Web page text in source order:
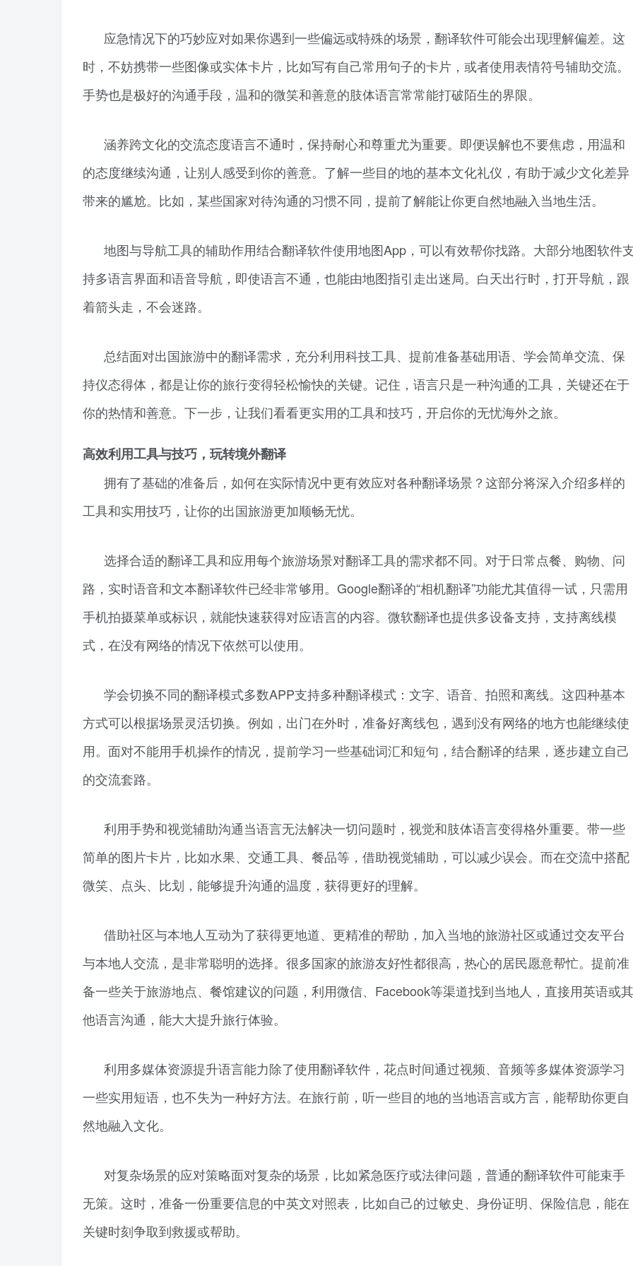
应急情况下的巧妙应对如果你遇到一些偏远或特殊的场景，翻译软件可能会出现理解偏差。这
时，不妨携带一些图像或实体卡片，比如写有自己常用句子的卡片，或者使用表情符号辅助交流。
手势也是极好的沟通手段，温和的微笑和善意的肢体语言常常能打破陌生的界限。
涵养跨文化的交流态度语言不通时，保持耐心和尊重尤为重要。即便误解也不要焦虑，用温和
的态度继续沟通，让别人感受到你的善意。了解一些目的地的基本文化礼仪，有助于减少文化差异
带来的尴尬。比如，某些国家对待沟通的习惯不同，提前了解能让你更自然地融入当地生活。
地图与导航工具的辅助作用结合翻译软件使用地图App，可以有效帮你找路。大部分地图软件
持多语言界面和语音导航，即使语言不通，也能由地图指引走出迷局。白天出行时，打开导航，跟
着箭头走，不会迷路。
总结面对出国旅游中的翻译需求，充分利用科技工具、提前准备基础用语、学会简单交流、保
持仪态得体，都是让你的旅行变得轻松愉快的关键。记住，语言只是一种沟通的工具，关键还在于
你的热情和善意。下一步，让我们看看更实用的工具和技巧，开启你的无忧海外之旅。
高效利用工具与技巧，玩转境外翻译
拥有了基础的准备后，如何在实际情况中更有效应对各种翻译场景？这部分将深入介绍多样的
工具和实用技巧，让你的出国旅游更加顺畅无忧。
选择合适的翻译工具和应用每个旅游场景对翻译工具的需求都不同。对于日常点餐、购物、问
路，实时语音和文本翻译软件已经非常够用。Google翻译的“相机翻译”功能尤其值得一试，只需用
手机拍摄菜单或标识，就能快速获得对应语言的内容。微软翻译也提供多设备支持，支持离线模
式，在没有网络的情况下依然可以使用。
学会切换不同的翻译模式多数APP支持多种翻译模式：文字、语音、拍照和离线。这四种基本
方式可以根据场景灵活切换。例如，出门在外时，准备好离线包，遇到没有网络的地方也能继续使
用。面对不能用手机操作的情况，提前学习一些基础词汇和短句，结合翻译的结果，逐步建立自己
的交流套路。
利用手势和视觉辅助沟通当语言无法解决一切问题时，视觉和肢体语言变得格外重要。带一些
简单的图片卡片，比如水果、交通工具、餐品等，借助视觉辅助，可以减少误会。而在交流中搭配
微笑、点头、比划，能够提升沟通的温度，获得更好的理解。
借助社区与本地人互动为了获得更地道、更精准的帮助，加入当地的旅游社区或通过交友平台
与本地人交流，是非常聪明的选择。很多国家的旅游友好性都很高，热心的居民愿意帮忙。提前准
备一些关于旅游地点、餐馆建议的问题，利用微信、Facebook等渠道找到当地人，直接用英语或其
他语言沟通，能大大提升旅行体验。
利用多媒体资源提升语言能力除了使用翻译软件，花点时间通过视频、音频等多媒体资源学习
一些实用短语，也不失为一种好方法。在旅行前，听一些目的地的当地语言或方言，能帮助你更自
然地融入文化。
对复杂场景的应对策略面对复杂的场景，比如紧急医疗或法律问题，普通的翻译软件可能束手
无策。这时，准备一份重要信息的中英文对照表，比如自己的过敏史、身份证明、保险信息，能在
关键时刻争取到救援或帮助。